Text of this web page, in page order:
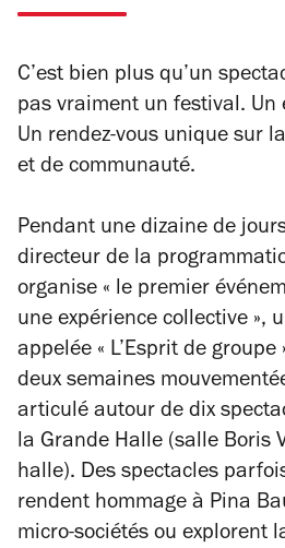
C’est bien plus qu’un
pas vraiment un festival. Un
Un rendez-vous unique sur
et de communauté.
Pendant une dizaine de
directeur de la
organise « le premier
une expérience collective »,
appelée « L’Esprit de groupe
deux semaines
articulé autour de dix
la Grande Halle (salle Boris
halle). Des spectacles
rendent hommage à Pina
micro-sociétés ou explorent